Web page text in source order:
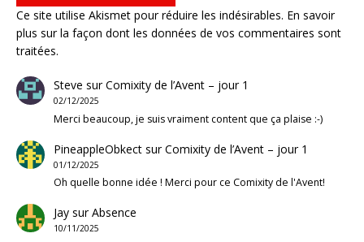
Ce site utilise Akismet pour réduire les indésirables. En savoir
plus sur la façon dont les données de vos commentaires sont
traitées.
Steve surComixity de l’Avent – jour 1
02/12/2025
Merci beaucoup, je suis vraiment content que ça plaise :-)
PineappleObkectsurComixity de l’Avent – jour 1
01/12/2025
Oh quelle bonne idée ! Merci pour ce Comixity de l'Avent!
JaysurAbsence
10/11/2025